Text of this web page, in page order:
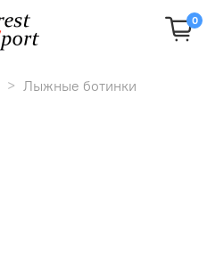
0
Лыжные ботинки